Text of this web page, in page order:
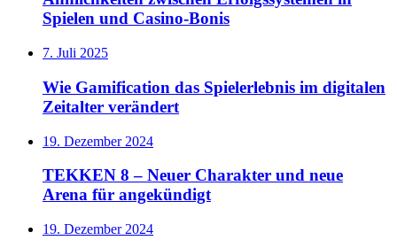
Spielen und Casino‑Bonis
7. Juli 2025
Wie Gamification das Spielerlebnis im digitalen
Zeitalter verändert
19. Dezember 2024
TEKKEN 8 – Neuer Charakter und neue
Arena für angekündigt
19. Dezember 2024